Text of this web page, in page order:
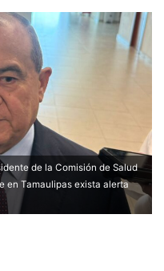
de la Comisión de Salud
en Tamaulipas exista alerta